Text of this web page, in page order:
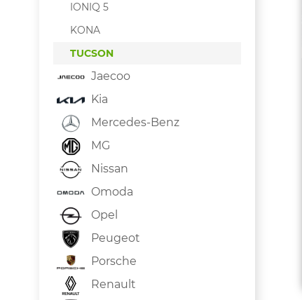
IONIQ 5
KONA
TUCSON
Jaecoo
Kia
Mercedes-Benz
MG
Nissan
Omoda
Opel
Peugeot
Porsche
Renault